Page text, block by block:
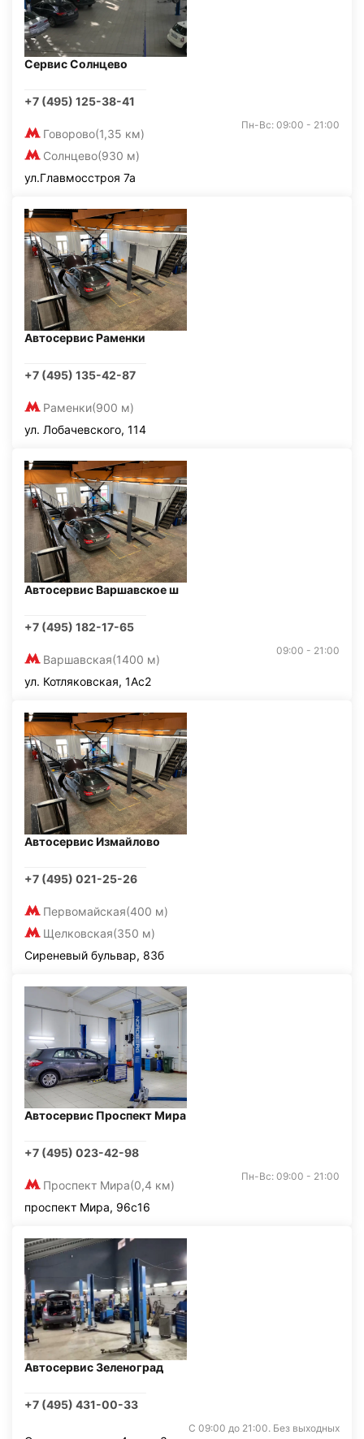
Сервис Солнцево
+7 (495) 125-38-41
Говорово(1,35 км)
Солнцево(930 м)
Пн-Вс: 09:00 - 21:00
ул.Главмосстроя 7а
Автосервис Раменки
+7 (495) 135-42-87
Раменки(900 м)
ул. Лобачевского, 114
Автосервис Варшавское ш
+7 (495) 182-17-65
Варшавская(1400 м)
09:00 - 21:00
ул. Котляковская, 1Ас2
Автосервис Измайлово
+7 (495) 021-25-26
Первомайская(400 м)
Щелковская(350 м)
Сиреневый бульвар, 83б
Автосервис Проспект Мира
+7 (495) 023-42-98
Проспект Мира(0,4 км)
Пн-Вс: 09:00 - 21:00
проспект Мира, 96с16
Автосервис Зеленоград
+7 (495) 431-00-33
С 09:00 до 21:00. Без выходных